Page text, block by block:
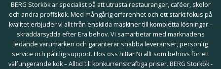
BERG Storkök är specialist på att utrusta restauranger, caféer, skolor
och andra proffskök. Med mångårig erfarenhet och ett starkt fokus på
kvalitet erbjuder vi allt från enskilda maskiner till kompletta lösningar –
skräddarsydda efter Era behov. Vi samarbetar med marknadens
ledande varumärken och garanterar snabba leveranser, personlig
service och pålitlig support. Hos oss hittar Ni allt som behövs för ett
välfungerande kök – Alltid till konkurrenskraftiga priser. BERG Storkök -